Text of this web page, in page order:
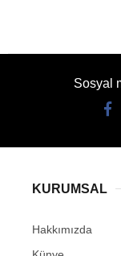
Sosyal
KURUMSAL
Hakkımızda